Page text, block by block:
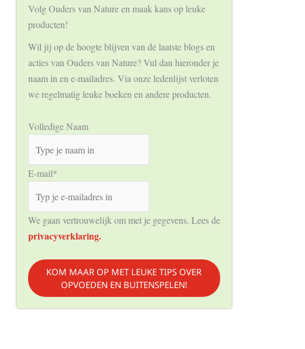
Volg Ouders van Nature en maak kans op leuke
producten!
Wil jij op de hoogte blijven van de laatste blogs en
acties van Ouders van Nature? Vul dan hieronder je
naam in en e-mailadres. Via onze ledenlijst verloten
we regelmatig leuke boeken en andere producten.
Volledige Naam
E-mail*
We gaan vertrouwelijk om met je gegevens. Lees de
privacyverklaring.
KOM MAAR OP MET LEUKE TIPS OVER
OPVOEDEN EN BUITENSPELEN!